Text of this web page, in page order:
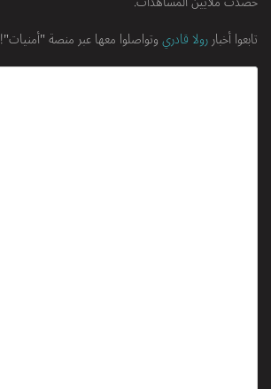
تابعوا أخباررولا قادريوتواصلوا معها عبر منصة "أمنيات"!